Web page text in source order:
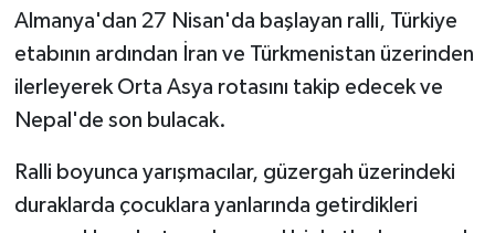
Almanya'dan 27 Nisan'da başlayan ralli, Türkiye
etabının ardından İran ve Türkmenistan üzerinden
ilerleyerek Orta Asya rotasını takip edecek ve
Nepal'de son bulacak.
Ralli boyunca yarışmacılar, güzergah üzerindeki
duraklarda çocuklara yanlarında getirdikleri